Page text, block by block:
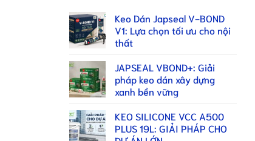
Keo Dán Japseal V-BOND
V1: Lựa chọn tối ưu cho nội
thất
JAPSEAL VBOND+: Giải
pháp keo dán xây dựng
xanh bền vững
KEO SILICONE VCC A500
PLUS 19L: GIẢI PHÁP CHO